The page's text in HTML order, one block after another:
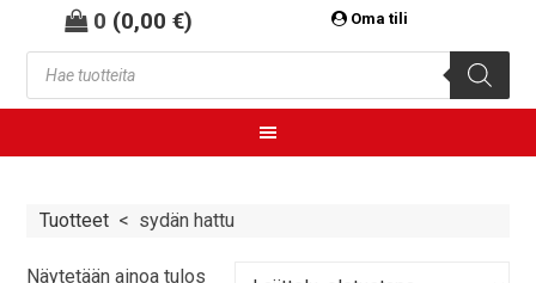
0 (0,00€) Oma tili
Tuotteet < sydän hattu
Näytetään ainoa tulos